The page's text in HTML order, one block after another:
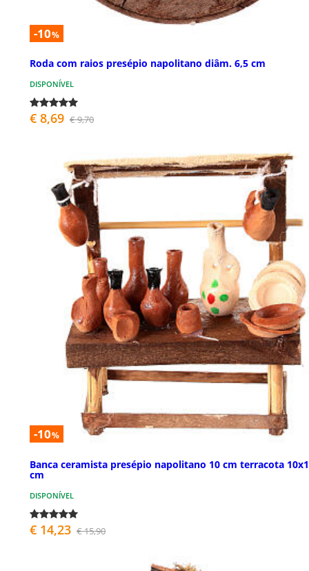
-10%
Roda com raios presépio napolitano diâm. 6,5 cm
DISPONÍVEL
€ 8,69 € 9,70
-10%
Banca ceramista presépio napolitano 10 cm terracota
cm
DISPONÍVEL
€ 14,23 € 15,90